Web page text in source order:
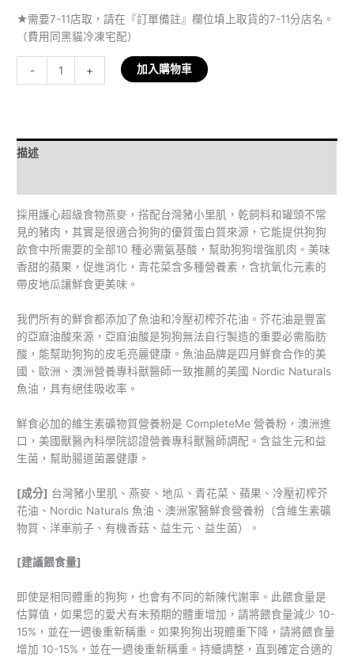
★需要7-11店取，請在『訂單備註』欄位填上取貨的7-11分店名。
（費用同黑貓冷凍宅配）
- + 加入購物車
描述
採用護心超級食物燕麥，搭配台灣豬小里肌，乾飼料和罐頭不常
見的豬肉，其實是很適合狗狗的優質蛋白質來源，它能提供狗狗
飲食中所需要的全部10 種必需氨基酸，幫助狗狗增強肌肉。美味
香甜的蘋果，促進消化，青花菜含多種營養素，含抗氧化元素的
帶皮地瓜讓鮮食更美味。
我們所有的鮮食都添加了魚油和冷壓初榨芥花油。芥花油是豐富
的亞麻油酸來源，亞麻油酸是狗狗無法自行製造的重要必需脂肪
酸，能幫助狗狗的皮毛亮麗健康。魚油品牌是四月鮮食合作的美
國、歐洲、澳洲營養專科獸醫師一致推薦的美國 Nordic Naturals
魚油，具有絕佳吸收率。
鮮食必加的維生素礦物質營養粉是 CompleteMe 營養粉，澳洲進
口，美國獸醫內科學院認證營養專科獸醫師調配。含益生元和益
生菌，幫助腸道菌叢健康。
[成分] 台灣豬小里肌、燕麥、地瓜、青花菜、蘋果、冷壓初榨芥
花油、Nordic Naturals 魚油、澳洲家醫鮮食營養粉（含維生素礦
物質、洋車前子、有機香菇、益生元、益生菌）。
[建議餵食量]
即使是相同體重的狗狗，也會有不同的新陳代謝率。此餵食量是
估算值，如果您的愛犬有未預期的體重增加，請將餵食量減少 10-
15%，並在一週後重新稱重。如果狗狗出現體重下降，請將餵食量
增加 10-15%，並在一週後重新稱重。持續調整，直到確定合適的